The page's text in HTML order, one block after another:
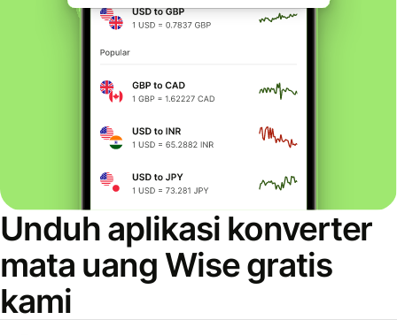
Unduh aplikasi konverter
mata uang Wise gratis
kami